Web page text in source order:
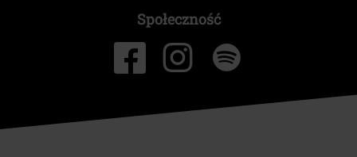
Społeczność